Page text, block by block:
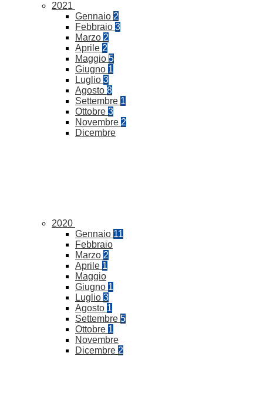
2021
Gennaio 2
Febbraio 3
Marzo 2
Aprile 2
Maggio 5
Giugno 1
Luglio 3
Agosto 8
Settembre 1
Ottobre 3
Novembre 2
Dicembre
2020
Gennaio 11
Febbraio
Marzo 2
Aprile 1
Maggio
Giugno 1
Luglio 3
Agosto 1
Settembre 5
Ottobre 1
Novembre
Dicembre 2